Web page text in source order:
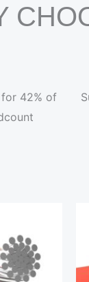
for 42% of